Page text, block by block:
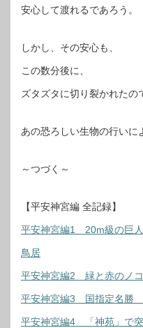
安心して渡れるであろう。
しかし、その安心も、
この数分後に、
ズタズタに切り裂かれたの
あの恐ろしい生物の行いに
～つづく～
【平安神宮編 全記録】
平安神宮編1 20m級の巨
鳥居
平安神宮編2 緑と赤のノ
平安神宮編3 国指定名勝
平安神宮編4 「神苑」で